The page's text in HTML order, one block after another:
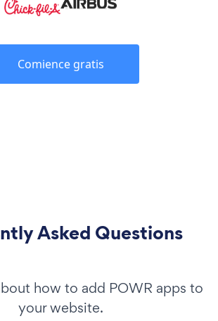
Comience gratis
Asked Questions
how to add POWR apps to
your website.